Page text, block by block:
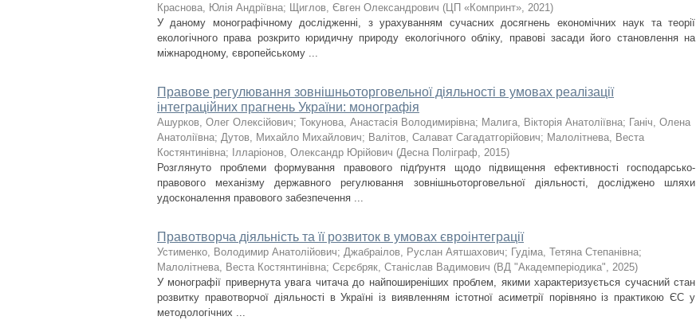
Краснова, Юлія Андріївна; Щиглов, Євген Олександрович (ЦП «Компринт», 2021)
У даному монографічному дослідженні, з урахуванням сучасних досягнень економічних наук та теорії
екологічного права розкрито юридичну природу екологічного обліку, правові засади його становлення на
міжнародному, європейському ...
Правове регулювання зовнішньоторговельної діяльності в умовах реалізації
інтеграційних прагнень України: монографія
Ашурков, Олег Олексійович; Токунова, Анастасія Володимирівна; Малига, Вікторія Анатоліївна; Ганіч, Олена
Анатоліївна; Дутов, Михайло Михайлович; Валітов, Салават Сагадатгорійович; Малолітнева, Веста
Костянтинівна; Ілларіонов, Олександр Юрійович (Десна Поліграф, 2015)
Розглянуто проблеми формування правового підґрунтя щодо підвищення ефективності господарсько-
правового механізму державного регулювання зовнішньоторговельної діяльності, досліджено шляхи
удосконалення правового забезпечення ...
Правотворча діяльність та її розвиток в умовах євроінтеграції
Устименко, Володимир Анатолійович; Джабраілов, Руслан Аятшахович; Гудіма, Тетяна Степанівна;
Малолітнева, Веста Костянтинівна; Сєрєбряк, Станіслав Вадимович (ВД "Академперіодика", 2025)
У монографії привернута увага читача до найпоширеніших проблем, якими характеризується сучасний стан
розвитку правотворчої діяльності в Україні із виявленням істотної асиметрії порівняно із практикою ЄС у
методологічних ...